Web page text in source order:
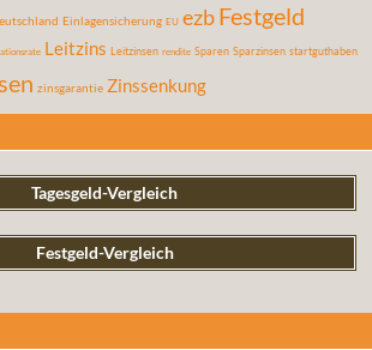
Einlagensicherung EU ezbFestgeld
Leitzins Leitzinsen rendite Sparen Sparzinsen startguthaben
zinsgarantie Zinssenkung
Tagesgeld-Vergleich
Festgeld-Vergleich